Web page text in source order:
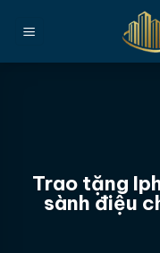
qua
Trao tặng
sành điệu